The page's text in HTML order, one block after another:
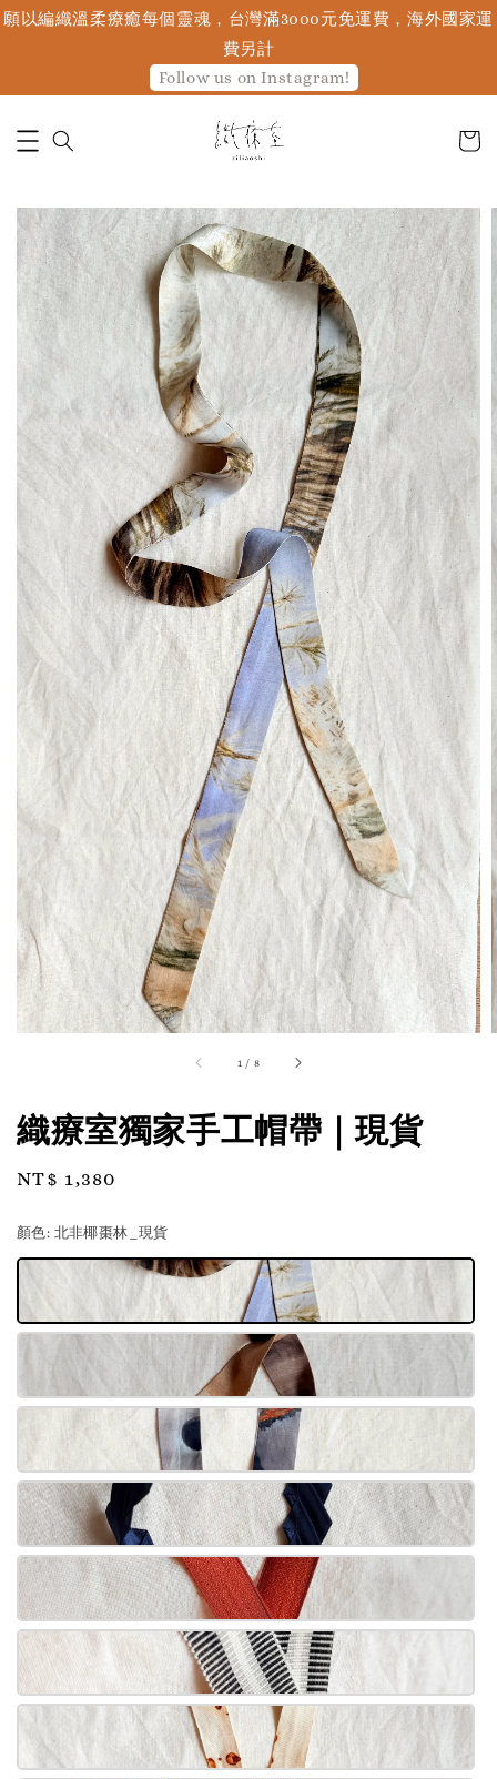
願以編織溫柔療癒每個靈魂，台灣滿3000元免運費，海外國家運
費另計
Follow us on Instagram!
1 / 8
織療室獨家手工帽帶｜現貨
Regular
NT$ 1,380
顏色: 北非椰棗林_現貨